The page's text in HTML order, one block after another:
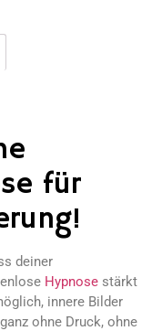
für
deiner
Hypnose stärkt
innere Bilder
ohne Druck, ohne